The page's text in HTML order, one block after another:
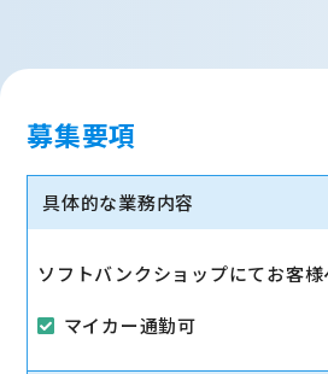
募集要項
具体的な業務内容
ソフトバンクショップにてお客様
マイカー通勤可